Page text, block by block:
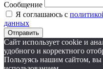
Сообщение
Я соглашаюсь с
данных
Отправить
Сайт использует cookie и
удобного и корректного
Пользуясь нашим сайтом, вы